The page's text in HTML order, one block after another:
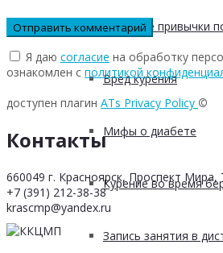
Пищевые привычки
Вред курения
Мифы о диабете
Курение во время
Запись занятия в
Я даю согласие на обработку
ознакомлен с политикой
доступен плагин ATs Privacy Policy ©
Контакты
660049 г. Красноярск, Проспект Мира,
+7 (391) 212-38-38
krascmp@yandex.ru